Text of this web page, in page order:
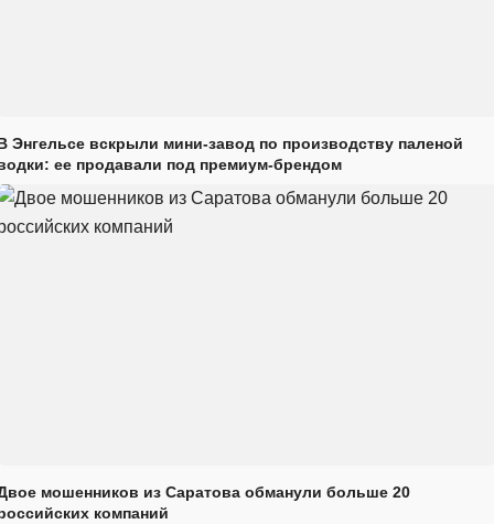
Энгельсе вскрыли мини-завод по производству паленой
ее продавали под премиум-брендом
мошенников из Саратова обманули больше 20
компаний